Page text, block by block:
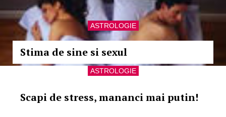
ASTROLOGIE
Stima de sine si sexul
ASTROLOGIE
Scapi de stress, mananci mai putin!